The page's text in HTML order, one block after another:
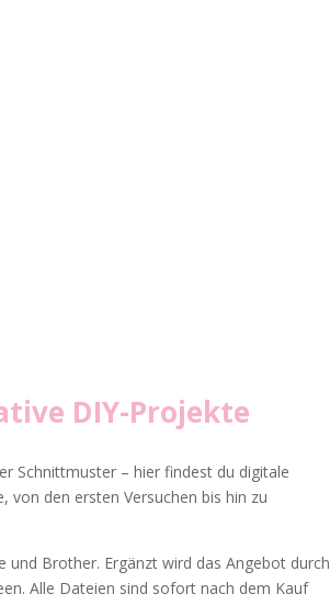
DIY-Projekte
Schnittmuster – hier findest du digitale
den ersten Versuchen bis hin zu
Brother. Ergänzt wird das Angebot durch
Alle Dateien sind sofort nach dem Kauf